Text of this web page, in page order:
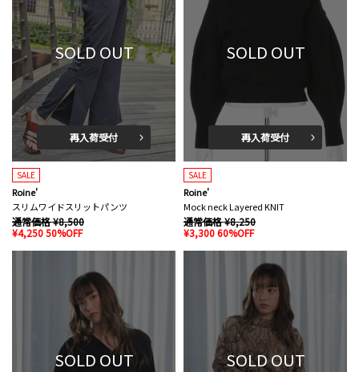
SOLD OUT
再入荷受付
SALE
Roine'
スリムワイドスリットパンツ
通常価格 ¥8,500
¥4,250 50%OFF
SOLD OUT
再入荷受付
SALE
Roine'
Mock neck Layered KNIT
通常価格 ¥8,250
¥3,300 60%OFF
SOLD OUT SOLD OUT